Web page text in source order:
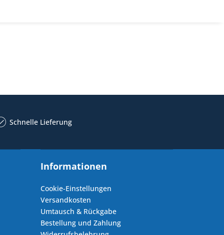
Schnelle Lieferung
Informationen
Cookie-Einstellungen
Versandkosten
Umtausch & Rückgabe
Bestellung und Zahlung